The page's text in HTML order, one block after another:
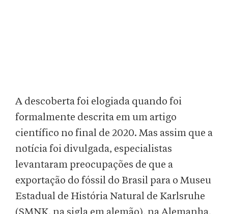
A descoberta foi elogiada quando foi
formalmente descrita em um artigo
científico no final de 2020. Mas assim que a
notícia foi divulgada, especialistas
levantaram preocupações de que a
exportação do fóssil do Brasil para o Museu
Estadual de História Natural de Karlsruhe